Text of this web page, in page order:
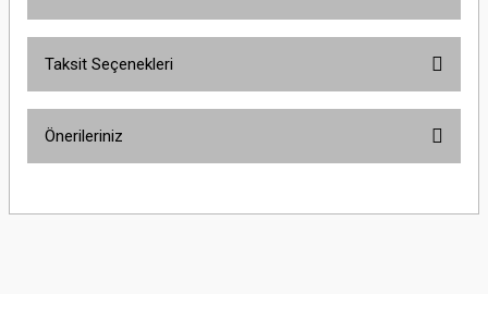
Taksit Seçenekleri
Önerileriniz
yetersiz gördüğünüz noktaları öneri formunu kullanarak tarafımıza